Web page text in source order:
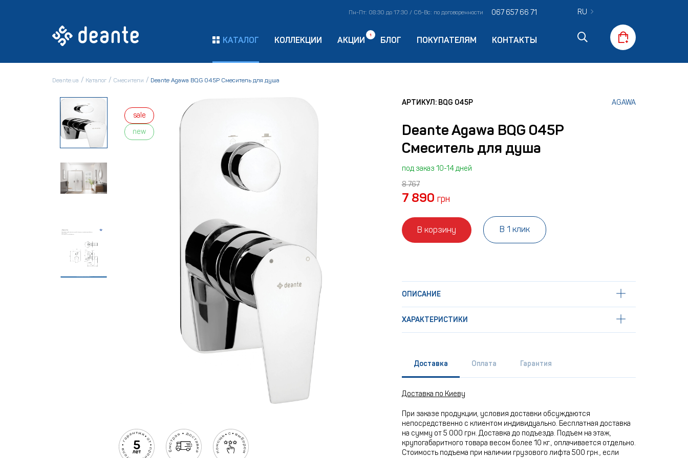
Пн-Пт: 08:30 до 17:30 / Сб-Вс: по договоренности 067 657 66 71
КАТАЛОГ КОЛЛЕКЦИИ АКЦИИ
1
БЛОГ ПОКУПАТЕЛЯМ КОНТАКТЫ
RU
Deante.ua Каталог Смесители Deante Agawa BQG 045P Смеситель для душа
sale
new
АРТИКУЛ: BQG 045P AGAWA
Deante Agawa BQG 045P
Смеситель для душа
под заказ 10-14 дней
8 767
7 890 грн
В корзину В 1 клик
ОПИСАНИЕ
ХАРАКТЕРИСТИКИ
Доставка Оплата Гарантия
Доставка по Киеву
При заказе продукции, условия доставки обсуждаются
непосредственно с клиентом индивидуально. Бесплатная доставка
на сумму от 5 000 грн. Доставка до подъезда. Подъем на этаж,
крупогабаритного товара весом более 10 кг., оплачивается отдельно.
Стоимость подъема при наличии грузового лифта 500 грн., если